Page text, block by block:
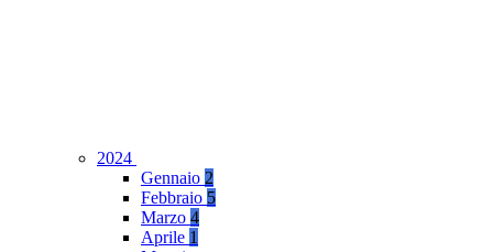
2024
Gennaio 2
Febbraio 5
Marzo 4
Aprile 1